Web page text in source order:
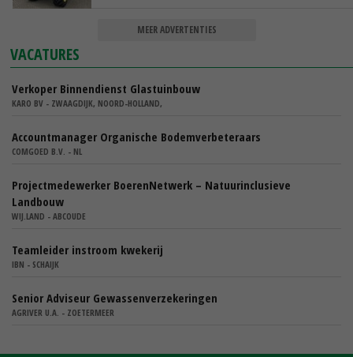
MEER ADVERTENTIES
VACATURES
Verkoper Binnendienst Glastuinbouw
KARO BV - ZWAAGDIJK, NOORD-HOLLAND,
Accountmanager Organische Bodemverbeteraars
COMGOED B.V. - NL
Projectmedewerker BoerenNetwerk – Natuurinclusieve
Landbouw
WIJ.LAND - ABCOUDE
Teamleider instroom kwekerij
IBN - SCHAIJK
Senior Adviseur Gewassenverzekeringen
AGRIVER U.A. - ZOETERMEER